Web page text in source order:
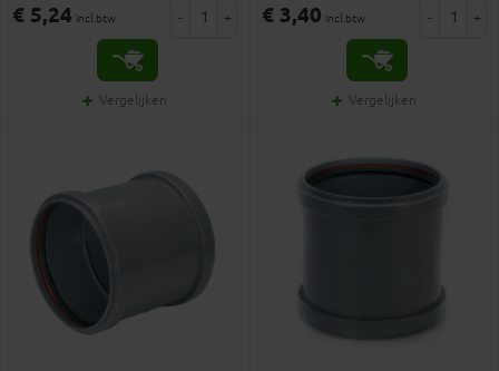
€ 5,24 incl.btw - +
Vergelijken
€ 3,40 incl.btw - +
Vergelijken